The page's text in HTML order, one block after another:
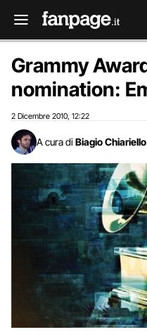
Grammy
nomination:
2 Dicembre 2010 12:22
A cura di Biagio Chiariello